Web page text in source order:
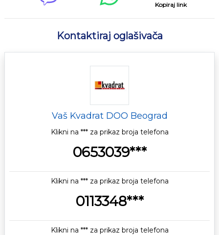
Kopiraj link
Kontaktiraj oglašivača
Vaš Kvadrat DOO Beograd
Klikni na *** za prikaz broja telefona
0653039***
Klikni na *** za prikaz broja telefona
0113348***
Klikni na *** za prikaz broja telefona